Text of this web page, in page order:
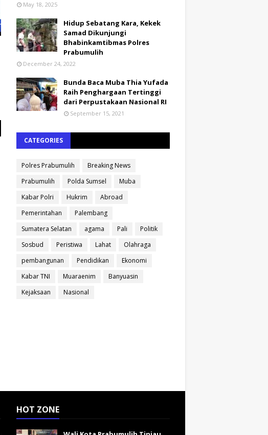
May 18, 2025
Hidup Sebatang Kara, Kekek
Samad Dikunjungi
Bhabinkamtibmas Polres
Prabumulih
December 24, 2022
Bunda Baca Muba Thia Yufada
Raih Penghargaan Tertinggi
dari Perpustakaan Nasional RI
September 15, 2021
CATEGORIES
Polres Prabumulih
Breaking News
Prabumulih
Polda Sumsel
Muba
Kabar Polri
Hukrim
Abroad
Pemerintahan
Palembang
Sumatera Selatan
agama Pali
Politik
Sosbud
Peristiwa Lahat
Olahraga
pembangunan
Pendidikan
Ekonomi
Kabar TNI
Muaraenim
Banyuasin
Kejaksaan
Nasional
HOT ZONE